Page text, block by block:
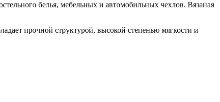
белья, мебельных и автомобильных чехлов. Вязаная
прочной структурой, высокой степенью мягкости и